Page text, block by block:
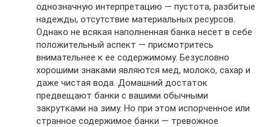
однозначную интерпретацию — пустота, разбитые
надежды, отсутствие материальных ресурсов.
Однако не всякая наполненная банка несет в себе
положительный аспект — присмотритесь
внимательнее к ее содержимому. Безусловно
хорошими знаками являются мед, молоко, сахар и
даже чистая вода. Домашний достаток
предвещают банки с вашими обычными
закрутками на зиму. Но при этом испорченное или
странное содержимое банки — тревожное